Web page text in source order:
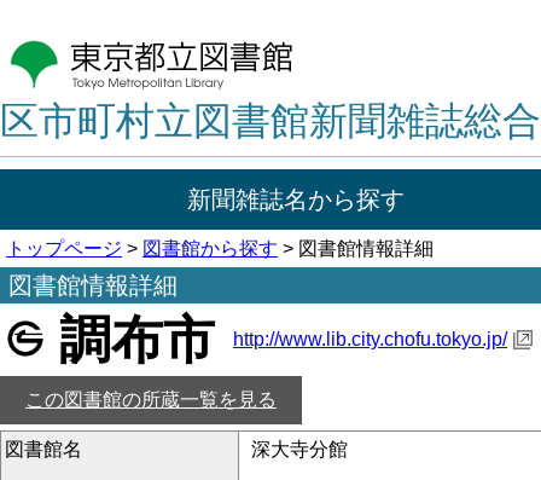
区市町村立図書館新聞雑誌総
新聞雑誌名から探す
トップページ > 図書館から探す > 図書館情報詳細
図書館情報詳細
調布市 http://www.lib.city.chofu.tokyo.jp/
この図書館の所蔵一覧を見る
図書館名 深大寺分館